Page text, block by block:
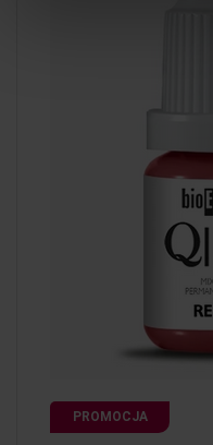
PROMOCJA